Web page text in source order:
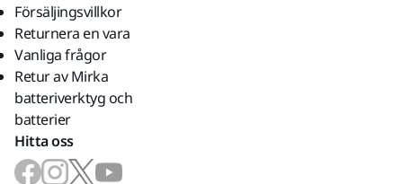
Försäljingsvillkor
Returnera en vara
Vanliga frågor
Retur av Mirka
batteriverktyg och
batterier
Hitta oss